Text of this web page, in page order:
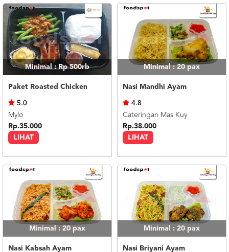
Minimal : Rp 500rb
Paket Roasted Chicken
LIHAT
5.0
Mylo
Rp.35.000
Minimal : 20pax
Nasi Mandhi Ayam
LIHAT
4.8
Cateringan Mas Kuy
Rp.38.000
Minimal : 20 pax
Nasi Kabsah Ayam
Minimal : 20 pax
Nasi Briyani Ayam